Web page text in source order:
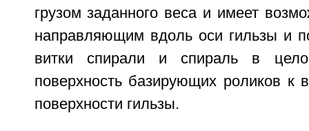
грузом заданного веса и имеет
направляющим вдоль оси гильзы и
витки спирали и спираль в
поверхность базирующих роликов к
поверхности гильзы.